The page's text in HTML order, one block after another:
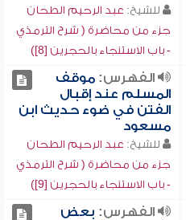
للشيخ: عبد الرحيم الطحان
جزء من محاضرة ( شرح الترمذي
- باب الاستنجاء بالحجرين [8])
الفهرس:موقف
المسلم عند إقبال
الفتن في ضوء حديث ابن
مسعود
للشيخ: عبد الرحيم الطحان
جزء من محاضرة ( شرح الترمذي
- باب الاستنجاء بالحجرين [9])
الفهرس: بعض